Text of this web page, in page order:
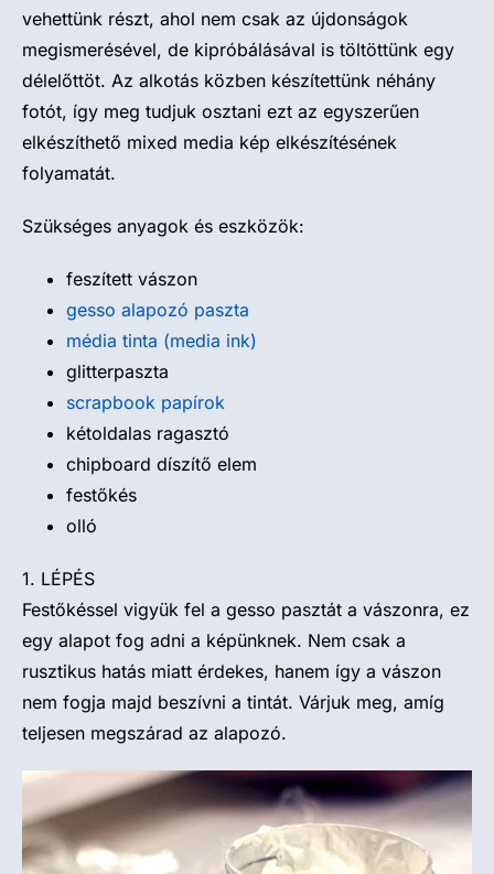
vehettünk részt, ahol nem csak az újdonságok
megismerésével, de kipróbálásával is töltöttünk egy
délelőttöt. Az alkotás közben készítettünk néhány
fotót, így meg tudjuk osztani ezt az egyszerűen
elkészíthető mixed media kép elkészítésének
folyamatát.
Szükséges anyagok és eszközök:
feszített vászon
gesso alapozó paszta
média tinta (media ink)
glitterpaszta
scrapbook papírok
kétoldalas ragasztó
chipboard díszítő elem
festőkés
olló
1. LÉPÉS
Festőkéssel vigyük fel a gesso pasztát a vászonra, ez
egy alapot fog adni a képünknek. Nem csak a
rusztikus hatás miatt érdekes, hanem így a vászon
nem fogja majd beszívni a tintát. Várjuk meg, amíg
teljesen megszárad az alapozó.